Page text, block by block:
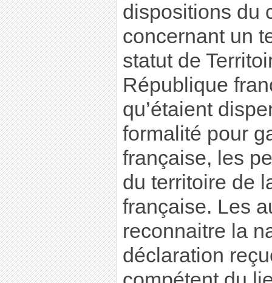
dispositions du
concernant un
statut de
République
qu’étaient
formalité pour
française, les
du territoire de
française. Les
reconnaitre la
déclaration